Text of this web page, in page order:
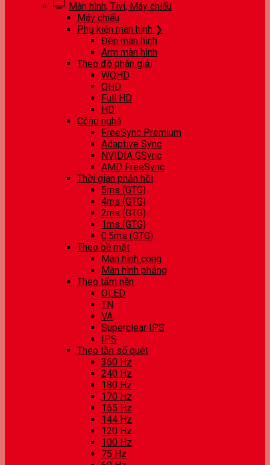
Màn hình, Tivi, Máy chiếu
Máy chiếu
Phụ kiện màn hình ❯
Đèn màn hình
Arm màn hình
Theo độ phân giải
WQHD
QHD
Full HD
HD
Công nghệ
FreeSync Premium
Adaptive Sync
NVIDIA GSync
AMD FreeSync
Thời gian phản hồi
5ms (GTG)
4ms (GTG)
2ms (GTG)
1ms (GTG)
0.5ms (GTG)
Theo bề mặt
Màn hình cong
Màn hình phẳng
Theo tấm nền
OLED
TN
VA
Superclear IPS
IPS
Theo tần số quét
360 Hz
240 Hz
180 Hz
170 Hz
165 Hz
144 Hz
120 Hz
100 Hz
75 Hz